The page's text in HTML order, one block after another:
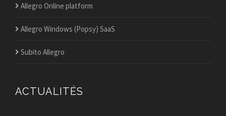
Allegro Online platform
Allegro Windows (Popsy) SaaS
Subito Allegro
ACTUALITÉS